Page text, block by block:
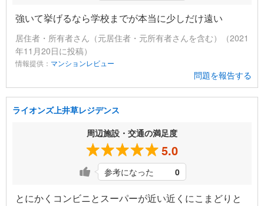
強いて挙げるなら学校までが本当に少しだけ遠い
居住者・所有者さん（元居住者・元所有者さんを含む）（2021
年11月20日に投稿）
情報提供： マンションレビュー
問題を報告する
ライオンズ上井草レジデンス
周辺施設・交通の満足度
5.0
参考になった 0
とにかくコンビニとスーパーが近い近くにこまどりと